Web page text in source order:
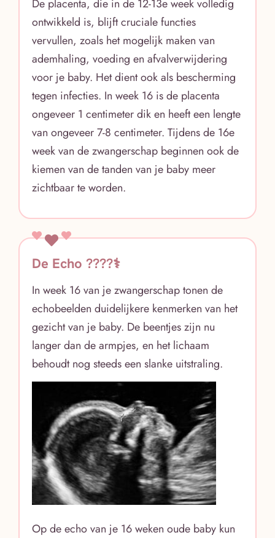
De placenta, die in de 12-13e week volledig
ontwikkeld is, blijft cruciale functies
vervullen, zoals het mogelijk maken van
ademhaling, voeding en afvalverwijdering
voor je baby. Het dient ook als bescherming
tegen infecties. In week 16 is de placenta
ongeveer 1 centimeter dik en heeft een lengte
van ongeveer 7-8 centimeter. Tijdens de 16e
week van de zwangerschap beginnen ook de
kiemen van de tanden van je baby meer
zichtbaar te worden.
De Echo ????‍⚕️
In week 16 van je zwangerschap tonen de
echobeelden duidelijkere kenmerken van het
gezicht van je baby. De beentjes zijn nu
langer dan de armpjes, en het lichaam
behoudt nog steeds een slanke uitstraling.
Op de echo van je 16 weken oude baby kun